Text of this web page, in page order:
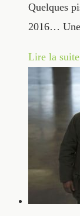
Quelques
2016…
Lire la suite